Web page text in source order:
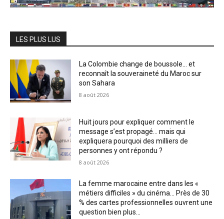
LES PLUS LUS
La Colombie change de boussole… et
reconnaît la souveraineté du Maroc sur
son Sahara
8 août 2026
Huit jours pour expliquer comment le
message s’est propagé… mais qui
expliquera pourquoi des milliers de
personnes y ont répondu ?
8 août 2026
La femme marocaine entre dans les «
métiers difficiles » du cinéma… Près de 30
% des cartes professionnelles ouvrent une
question bien plus...